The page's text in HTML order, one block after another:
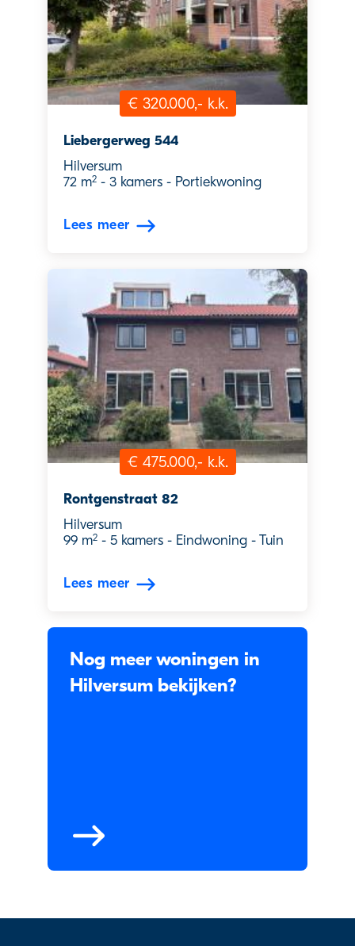
€ 320.000,- k.k.
Liebergerweg 544
Hilversum
72 m2 - 3 kamers - Portiekwoning
Lees meer
€ 475.000,- k.k.
Rontgenstraat 82
Hilversum
99 m2 - 5 kamers - Eindwoning -Tuin
Lees meer
Nog meer woningen in
Hilversum bekijken?